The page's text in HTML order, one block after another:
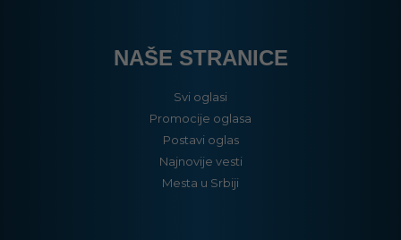
NAŠE STRANICE
Svi oglasi
Promocije oglasa
Postavi oglas
Najnovije vesti
Mesta u Srbiji